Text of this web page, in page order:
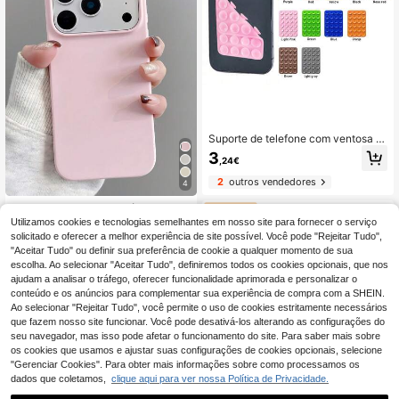
4
Capa minimalista rosa sólida para c
elular, com estampa de dopamina, c
ompatível com iPhone 17 Pro Max/1
7 Pro/17 Air/17/16 Pro Max/16 Pro/1
6/16 Plus/15/15 Pro Max/15 Pro/15
Plus/11/12/13/14 Pro Max/12 Pro/12
Pro Max/13 Pro/13 Pro Max/7 Plus/
14 Pro/14 Pro Max/14 Plus. Design
criativo e elegante, ideal para home
ns e mulheres. Presente perfeito par
a a primavera.
3
Suporte de telefone com ventosa d
upla face, adesivo de silicone antid
errapante e lavável
3 ,24€
2outros vendedores
Utilizamos cookies e tecnologias semelhantes em nosso site para fornecer o serviço
solicitado e oferecer a melhor experiência de site possível. Você pode "Rejeitar Tudo",
"Aceitar Tudo" ou definir sua preferência de cookie a qualquer momento de sua
escolha. Ao selecionar "Aceitar Tudo", definiremos todos os cookies opcionais, que nos
ajudam a analisar o tráfego, oferecer funcionalidade aprimorada e personalizar o
conteúdo e os anúncios para complementar sua experiência de compra com a SHEIN.
Ao selecionar "Rejeitar Tudo", você permite o uso de cookies estritamente necessários
que fazem nosso site funcionar. Você pode desativá-los alterando as configurações do
seu navegador, mas isso pode afetar o funcionamento do site. Para saber mais sobre
os cookies que usamos e ajustar suas configurações de cookies opcionais, selecione
"Gerenciar Cookies". Para obter mais informações sobre como processamos os
dados que coletamos, clique aqui para ver nossa Política de Privacidade.